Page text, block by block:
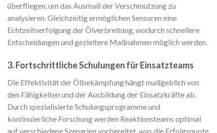
überfliegen, um das Ausmaß der Verschmutzung zu
analysieren. Gleichzeitig ermöglichen Sensoren eine
Echtzeitverfolgung der Ölverbreitung, wodurch schnellere
Entscheidungen und gezieltere Maßnahmen möglich werden.
3. Fortschrittliche Schulungen für Einsatzteams
Die Effektivität der Ölbekämpfung hängt maßgeblich von
den Fähigkeiten und der Ausbildung der Einsatzkräfte ab.
Durch spezialisierte Schulungsprogramme und
kontinuierliche Forschung werden Reaktionsteams optimal
auf verschiedene Szenarien vorbereitet, was die Erfolgsquote